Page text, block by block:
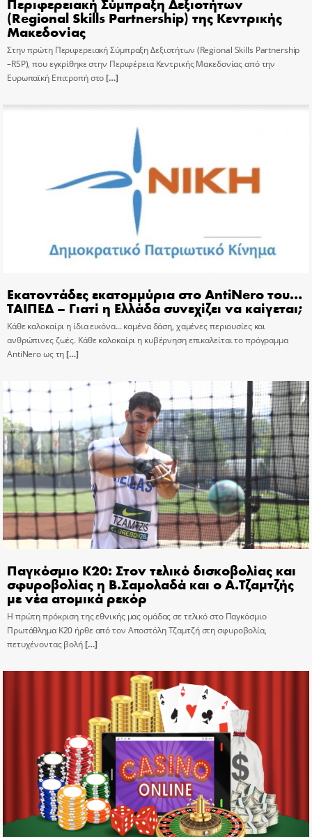
(Regional Skills Partnership) της Κεντρικής
Μακεδονίας
Στην πρώτη Περιφερειακή Σύμπραξη Δεξιοτήτων (Regional Skills Partnership
–RSP), που εγκρίθηκε στην Περιφέρεια Κεντρικής Μακεδονίας από την
Ευρωπαϊκή Επιτροπή στο[…]
Εκατοντάδες εκατομμύρια στο AntiNero του…
ΤΑΙΠΕΔ – Γιατί η Ελλάδα συνεχίζει να καίγεται;
Κάθε καλοκαίρι η ίδια εικόνα… καμένα δάση, χαμένες περιουσίες και
ανθρώπινες ζωές. Κάθε καλοκαίρι η κυβέρνηση επικαλείται το πρόγραμμα
AntiNero ως τη[…]
Παγκόσμιο Κ20: Στον τελικό δισκοβολίας και
σφυροβολίας η Β.Σαμολαδά και ο Α.Τζαμτζής
με νέα ατομικά ρεκόρ
Η πρώτη πρόκριση της εθνικής μας ομάδας σε τελικό στο Παγκόσμιο
Πρωτάθλημα Κ20 ήρθε από τον Αποστόλη Τζαμτζή στη σφυροβολία,
πετυχένοντας βολή[…]